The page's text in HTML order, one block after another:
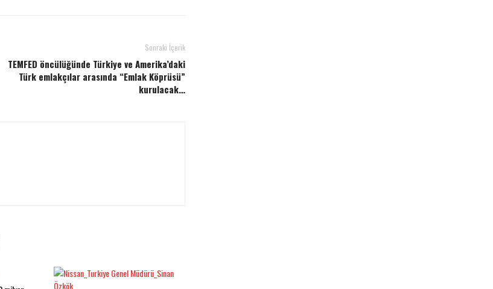
Sonraki İçerik
TEMFED öncülüğünde Türkiye ve Amerika’daki
Türk emlakçılar arasında “Emlak Köprüsü”
kurulacak…